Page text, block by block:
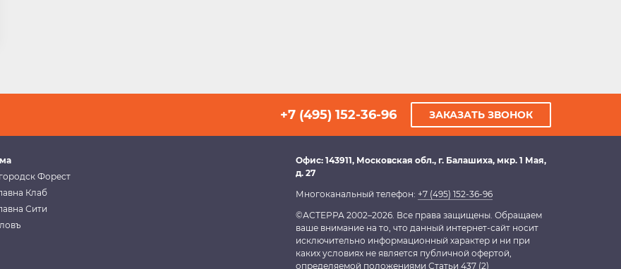
+7 (495) 152-36-96 ЗАКАЗАТЬ ЗВОНОК
Форест
Клаб
Сити
Офис: 143911, Московская обл., г. Балашиха, мкр. 1 Мая,
д. 27
Многоканальный телефон: +7 (495) 152-36-96
©АСТЕРРА 2002–2026. Все права защищены. Обращаем
ваше внимание на то, что данный интернет-сайт носит
исключительно информационный характер и ни при
каких условиях не является публичной офертой,
определяемой положениями Статьи 437 (2)